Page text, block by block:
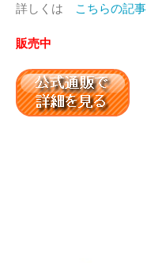
詳しくは こちらの記事
販売中